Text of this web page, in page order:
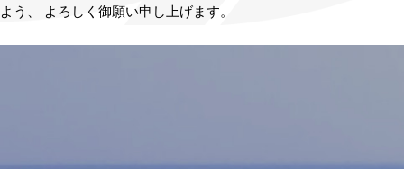
よう、 よろしく御願い申し上げます。